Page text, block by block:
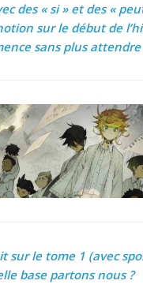
des « si » et des «
sur le début de
sans plus attendre
sur le tome 1 (avec
base partons nous ?